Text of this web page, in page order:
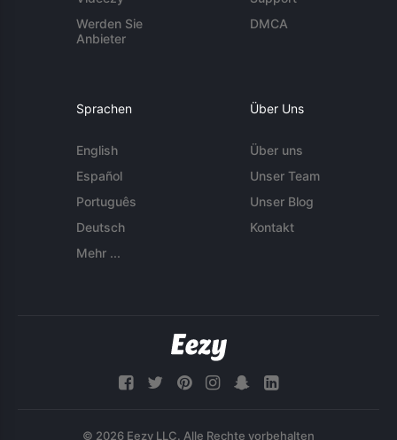
Werden Sie
Anbieter
DMCA
Sprachen
English
Español
Português
Deutsch
Mehr ...
Über Uns
Über uns
Unser Team
Unser Blog
Kontakt
© 2026 Eezy LLC. Alle Rechte vorbehalten